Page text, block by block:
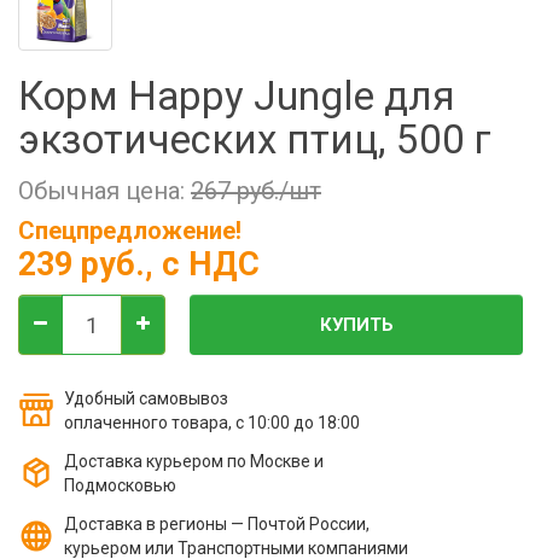
Фильтры молочные
Электронная маркировка коров
Держатели лизунцов
Корм Happy Jungle для
экзотических птиц, 500 г
Обычная цена: 267 руб./шт
Спецпредложение!
239 руб., с НДС
КУПИТЬ
Удобный самовывоз
оплаченного товара, с 10:00 до 18:00
Доставка курьером по Москве и
Подмосковью
Доставка в регионы — Почтой России,
курьером или Транспортными компаниями